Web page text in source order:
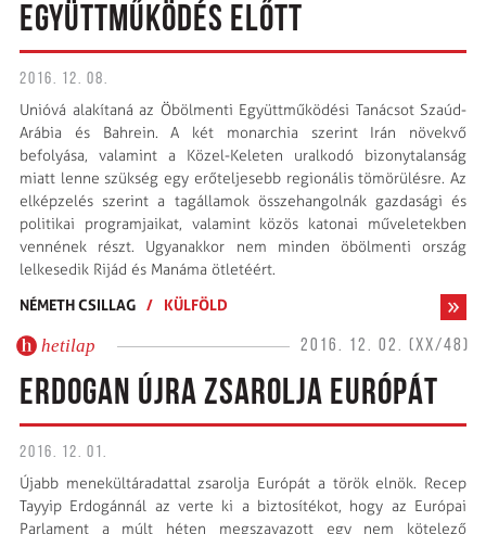
EGYÜTTMŰKÖDÉS ELŐTT
2016. 12. 08.
Unióvá alakítaná az Öbölmenti Együttműködési Tanácsot Szaúd-
Arábia és Bahrein. A két monarchia szerint Irán növekvő
befolyása, valamint a Közel-Keleten uralkodó bizonytalanság
miatt lenne szükség egy erőteljesebb regionális tömörülésre. Az
elképzelés szerint a tagállamok összehangolnák gazdasági és
politikai programjaikat, valamint közös katonai műveletekben
vennének részt. Ugyanakkor nem minden öbölmenti ország
lelkesedik Rijád és Manáma ötletéért.
NÉMETH CSILLAG / KÜLFÖLD
hetilap 2016. 12. 02. (XX/48)
ERDOGAN ÚJRA ZSAROLJA EURÓPÁT
2016. 12. 01.
Újabb menekültáradattal zsarolja Európát a török elnök. Recep
Tayyip Erdogánnál az verte ki a biztosítékot, hogy az Európai
Parlament a múlt héten megszavazott egy nem kötelező